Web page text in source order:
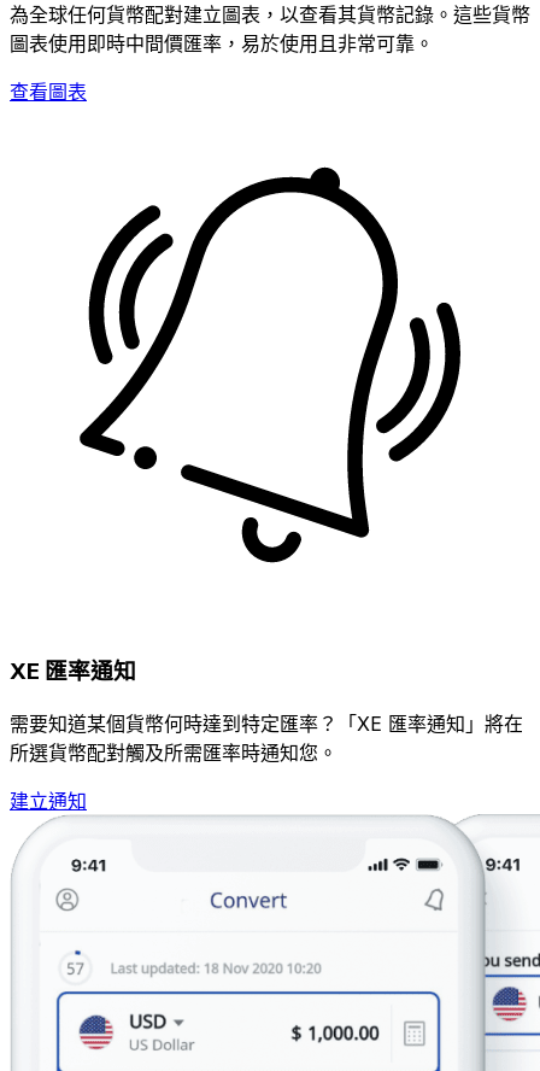
為全球任何貨幣配對建立圖表，以查看其貨幣記錄。這些貨幣
圖表使用即時中間價匯率，易於使用且非常可靠。
查看圖表
XE 匯率通知
需要知道某個貨幣何時達到特定匯率？「XE 匯率通知」將在
所選貨幣配對觸及所需匯率時通知您。
建立通知